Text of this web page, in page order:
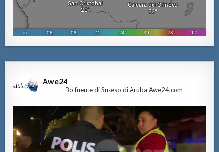
Awe24
Bo fuente di Suseso di Aruba Awe24.com